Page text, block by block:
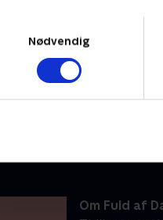
Nødvendig
Om Fuld af